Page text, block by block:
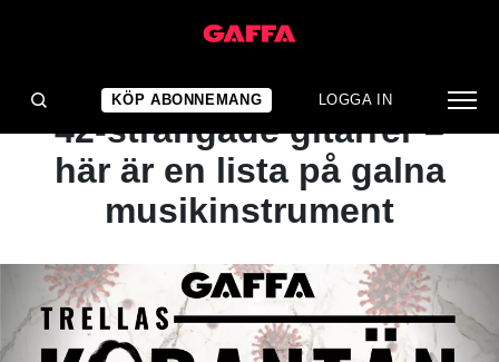
KÖP ABONNEMANG LOGGA IN
ARTIKEL
Från döda grävlingar till
42-strängade gitarrer –
här är en lista på galna
musikinstrument